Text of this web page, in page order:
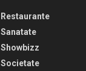
Restaurante
Sanatate
Showbizz
Societate